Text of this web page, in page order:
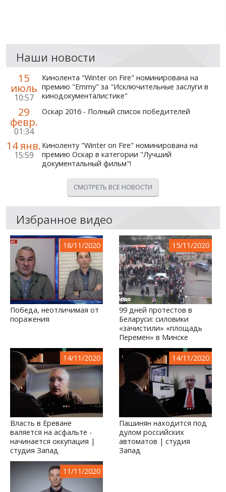
Наши новости
15
июль
10:57
Кинолента "Winter on Fire" номинирована на
премию "Emmy" за "Исключительные заслуги в
кинодокументалистике"
29
февр.
01:34
Оскар 2016 - Полный список победителей
14 янв.
15:59
Киноленту "Winter on Fire" номинирована на
премию Оскар в категории "Лучший
документальный фильм"!
СМОТРЕТЬ ВСЕ НОВОСТИ
Избранное видео
18/11/2020
Победа, неотличимая от
поражения
15/11/2020
99 дней протестов в
Беларуси: силовики
«зачистили» «площадь
Перемен» в Минске
14/11/2020
Власть в Ереване
валяется на асфальте -
начинается оккупация |
студия Запад
14/11/2020
Пашинян находится под
дулом российских
автоматов | студия
Запад
11/11/2020